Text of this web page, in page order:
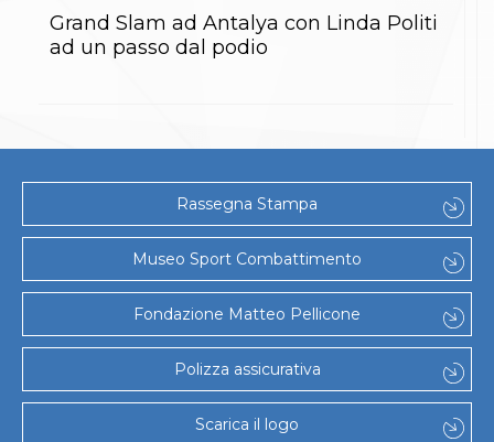
Lotta
La disciplina
News
Karate
News
Gare e Risultati
Attività Didattica
Albi Federali
Arti marziali
Aikido
Ju Jitsu
Sumo
Capoeira
Grappling
BJJ
Pancrazio/Pankration
Grand Slam ad Antalya con Linda Politi
ad un passo dal podio
Rassegna Stampa
Museo Sport Combattimento
Fondazione Matteo Pellicone
Polizza assicurativa
Scarica il logo